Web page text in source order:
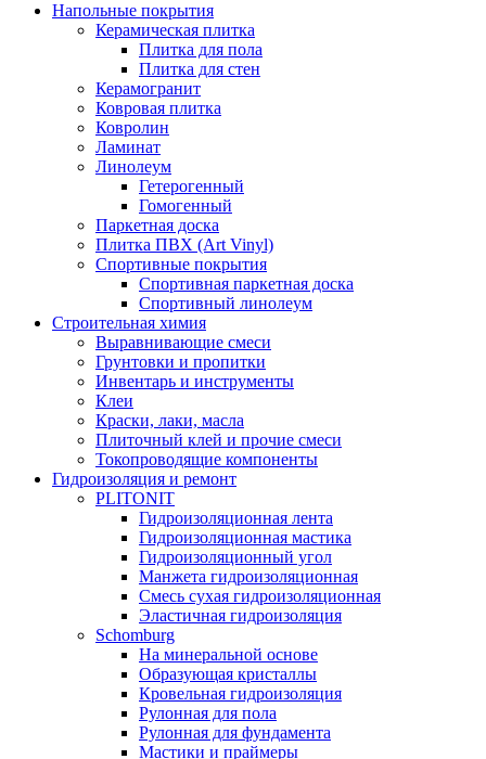
Напольные покрытия
Керамическая плитка
Плитка для пола
Плитка для стен
Керамогранит
Ковровая плитка
Ковролин
Ламинат
Линолеум
Гетерогенный
Гомогенный
Паркетная доска
Плитка ПВХ (Art Vinyl)
Спортивные покрытия
Спортивная паркетная доска
Спортивный линолеум
Строительная химия
Выравнивающие смеси
Грунтовки и пропитки
Инвентарь и инструменты
Клеи
Краски, лаки, масла
Плиточный клей и прочие смеси
Токопроводящие компоненты
Гидроизоляция и ремонт
PLITONIT
Гидроизоляционная лента
Гидроизоляционная мастика
Гидроизоляционный угол
Манжета гидроизоляционная
Смесь сухая гидроизоляционная
Эластичная гидроизоляция
Schomburg
На минеральной основе
Образующая кристаллы
Кровельная гидроизоляция
Рулонная для пола
Рулонная для фундамента
Мастики и праймеры